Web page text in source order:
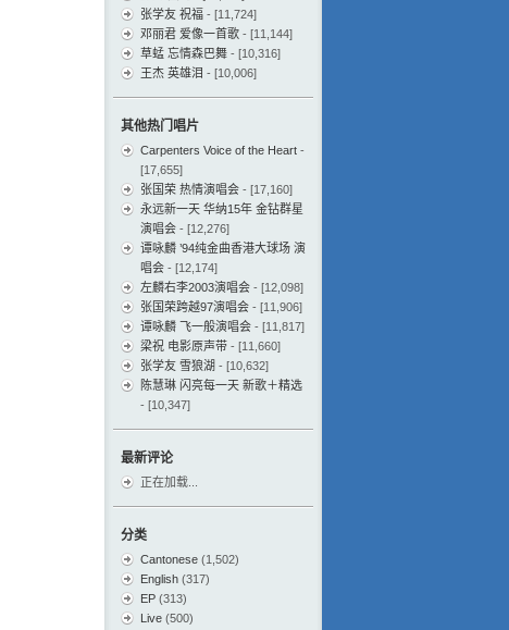
张学友 祝福 - [11,724]
邓丽君 爱像一首歌 - [11,144]
草蜢 忘情森巴舞 - [10,316]
王杰 英雄泪 - [10,006]
其他热门唱片
Carpenters Voice of the Heart -
[17,655]
张国荣 热情演唱会 - [17,160]
永远新一天 华纳15年 金钻群星
演唱会 - [12,276]
谭咏麟 ’94纯金曲香港大球场 演
唱会 - [12,174]
左麟右李2003演唱会 - [12,098]
张国荣跨越97演唱会 - [11,906]
谭咏麟 飞一般演唱会 - [11,817]
梁祝 电影原声带 - [11,660]
张学友 雪狼湖 - [10,632]
陈慧琳 闪亮每一天 新歌＋精选
- [10,347]
最新评论
正在加载...
分类
Cantonese (1,502)
English (317)
EP (313)
Live (500)